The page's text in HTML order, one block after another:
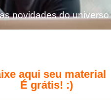
novidades do
aqui seu material
É grátis! :)